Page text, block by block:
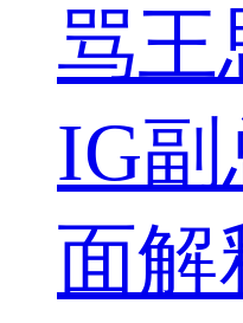
骂王
IG副
面解